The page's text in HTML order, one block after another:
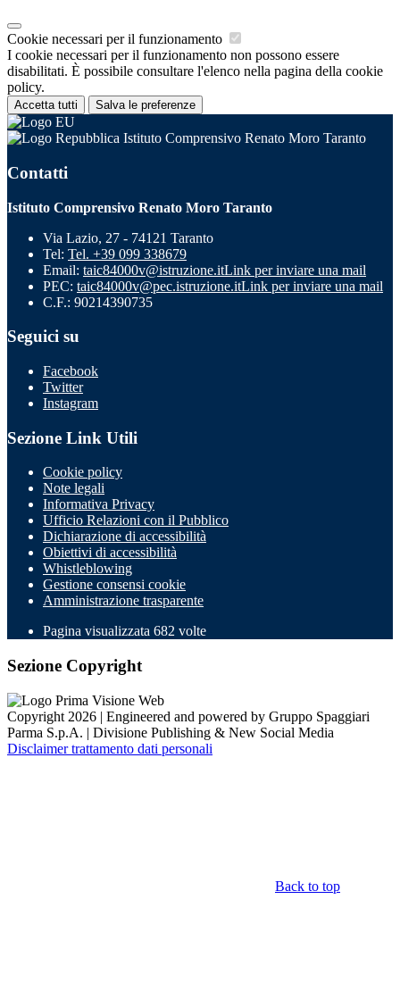
Cookie necessari per il funzionamento
I cookie necessari per il funzionamento non possono essere
disabilitati. È possibile consultare l'elenco nella pagina della cookie
policy.
Accetta tutti Salva le preferenze
Istituto Comprensivo Renato Moro Taranto
Contatti
Istituto Comprensivo Renato Moro Taranto
Via Lazio, 27 - 74121 Taranto
Tel: Tel. +39 099 338679
Email: taic84000v@istruzione.itLink per inviare una mail
PEC: taic84000v@pec.istruzione.itLink per inviare una mail
C.F.: 90214390735
Seguici su
Facebook
Twitter
Instagram
Sezione Link Utili
Cookie policy
Note legali
Informativa Privacy
Ufficio Relazioni con il Pubblico
Dichiarazione di accessibilità
Obiettivi di accessibilità
Whistleblowing
Gestione consensi cookie
Amministrazione trasparente
Pagina visualizzata 682 volte
Sezione Copyright
Copyright 2026 | Engineered and powered by Gruppo Spaggiari
Parma S.p.A. | Divisione Publishing & New Social Media
Disclaimer trattamento dati personali
Back to top